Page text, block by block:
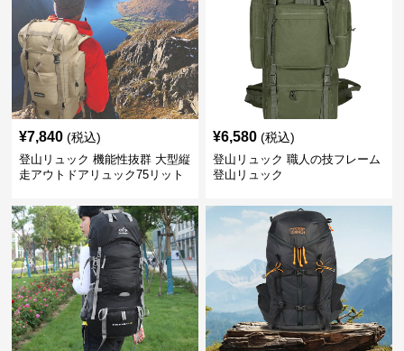
¥7,840 (税込)
登山リュック 機能性抜群 大型縦
走アウトドアリュック75リット
¥6,580 (税込)
登山リュック 職人の技フレーム
登山リュック